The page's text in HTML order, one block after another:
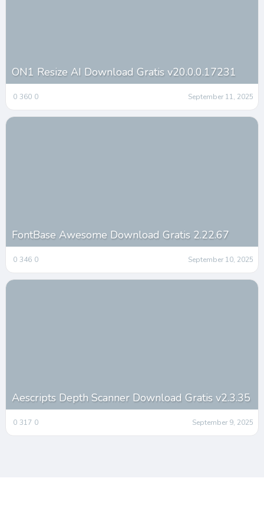
ON1 Resize AI Download Gratis v20.0.0.17231
0 360 0 September 11, 2025
FontBase Awesome Download Gratis 2.22.67
0 346 0 September 10, 2025
Aescripts Depth Scanner Download Gratis v2.3.35
0 317 0 September 9, 2025